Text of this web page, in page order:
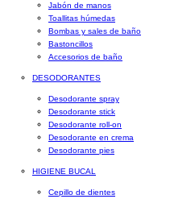
Jabón de manos
Toallitas húmedas
Bombas y sales de baño
Bastoncillos
Accesorios de baño
DESODORANTES
Desodorante spray
Desodorante stick
Desodorante roll-on
Desodorante en crema
Desodorante pies
HIGIENE BUCAL
Cepillo de dientes